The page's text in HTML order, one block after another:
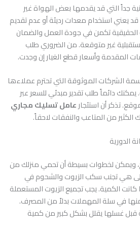
جداً التي قد يقدمها بعض الهواة غير
يعني استخدام معدات رديئة أو عدم تقديم
تكمن في جودة العمل والضمان
غير متوقعة. من الضروري طلب
المقدمة وأسعار قطع الغيار إن وجدت.
الشركات الموثوقة التي تحترم عملاءها
دائماً طلب تقدير مبدئي للسعر عبر
تذكر أن استئجارعامل تسليك مجاري
من المتاعب والنفقات لاحقاً.
الدورية
ويمكن لخطوات بسيطة أن تحمي منزلك من
هي تجنب سكب الزيوت والشحوم في
الكمية. يجب تجميع الزيوت المستعملة
في سلة المهملات بدلاً من المصرف.
قبل غسلها يقلل بشكل كبير من كمية